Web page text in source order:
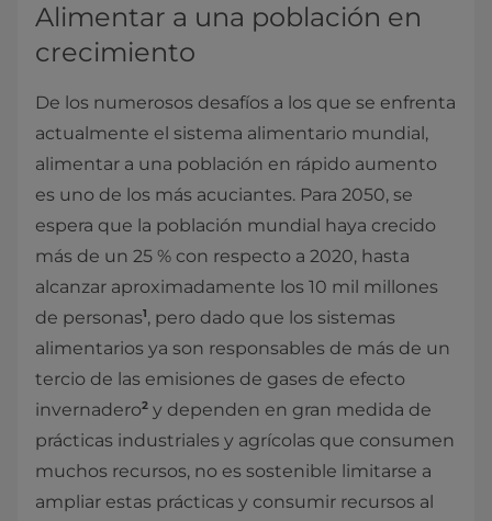
Alimentar a una población en
crecimiento
De los numerosos desafíos a los que se enfrenta
actualmente el sistema alimentario mundial,
alimentar a una población en rápido aumento
es uno de los más acuciantes. Para 2050, se
espera que la población mundial haya crecido
más de un 25 % con respecto a 2020, hasta
alcanzar aproximadamente los 10 mil millones
de personas1, pero dado que los sistemas
alimentarios ya son responsables de más de un
tercio de las emisiones de gases de efecto
invernadero2 y dependen en gran medida de
prácticas industriales y agrícolas que consumen
muchos recursos, no es sostenible limitarse a
ampliar estas prácticas y consumir recursos al